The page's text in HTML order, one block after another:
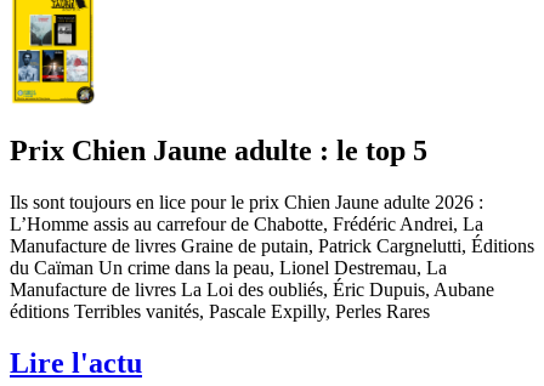
Prix Chien Jaune adulte : le top 5
Ils sont toujours en lice pour le prix Chien Jaune adulte 2026 :
L’Homme assis au carrefour de Chabotte, Frédéric Andrei, La
Manufacture de livres Graine de putain, Patrick Cargnelutti, Éditions
du Caïman Un crime dans la peau, Lionel Destremau, La
Manufacture de livres La Loi des oubliés, Éric Dupuis, Aubane
éditions Terribles vanités, Pascale Expilly, Perles Rares
Lire l'actu